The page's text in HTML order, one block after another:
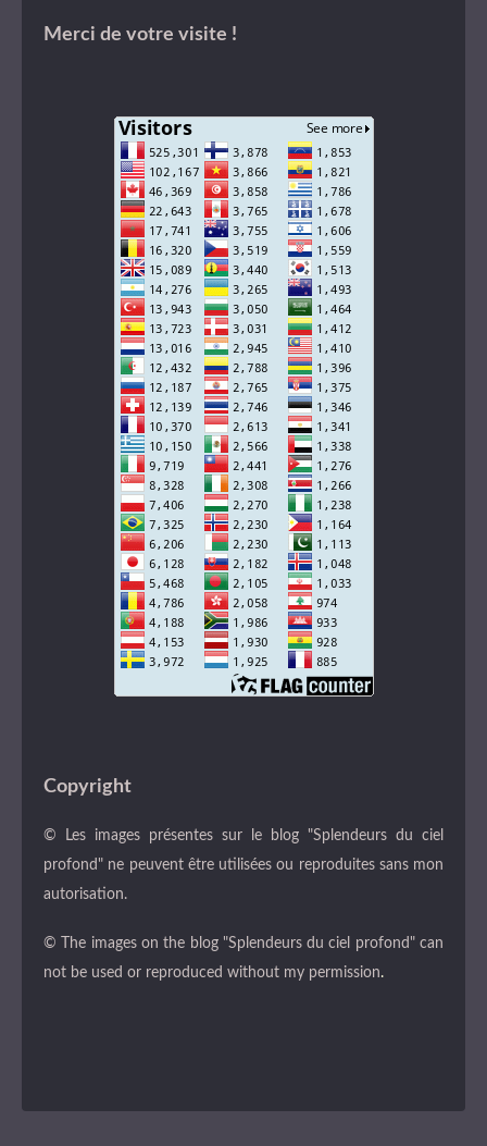
Merci de votre visite !
Copyright
© Les images présentes sur le blog "Splendeurs du ciel
profond" ne peuvent être utilisées ou reproduites sans mon
autorisation.
© The images on the blog "Splendeurs du ciel profond" can
not be used or reproduced without my permission.